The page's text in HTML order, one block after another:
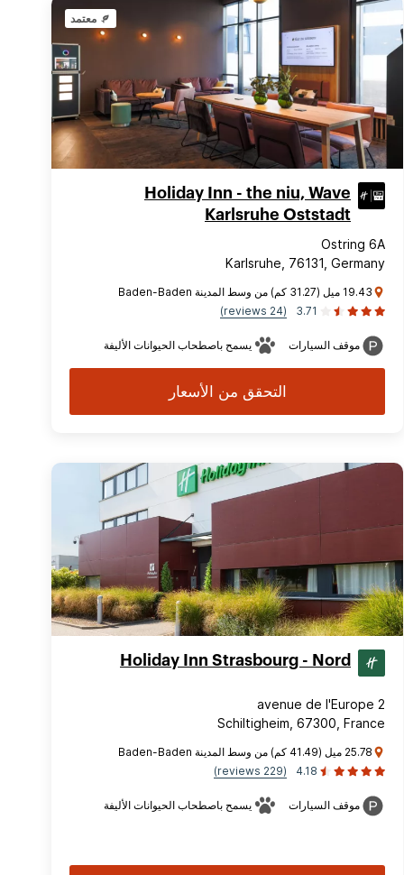
معتمد
Holiday Inn - the niu, Wave
Karlsruhe Oststadt
Ostring 6A
Karlsruhe, 76131, Germany
19.43 ميل (31.27 كم) من وسط المدينة Baden-Baden
3.71
(24 reviews)
موقف السيارات يسمح باصطحاب الحيوانات الأليفة
التحقق من الأسعار
Holiday Inn Strasbourg - Nord
2 avenue de l'Europe
Schiltigheim, 67300, France
25.78 ميل (41.49 كم) من وسط المدينة Baden-Baden
4.18
(229 reviews)
موقف السيارات يسمح باصطحاب الحيوانات الأليفة